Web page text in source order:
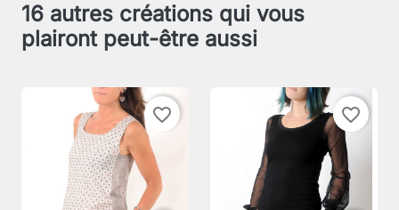
16 autres créations qui vous
plairont peut-être aussi
favorite_border favorite_border